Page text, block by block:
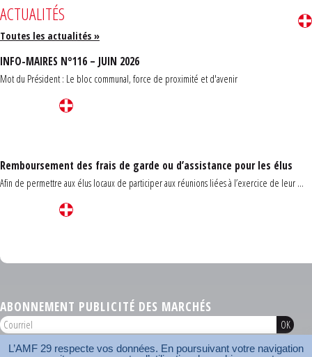
ACTUALITÉS
Toutes les actualités »
INFO-MAIRES N°116 – JUIN 2026
Mot du Président : Le bloc communal, force de proximité et d'avenir
Remboursement des frais de garde ou d’assistance pour les élus
Afin de permettre aux élus locaux de participer aux réunions liées à l’exercice de leur ...
ABONNEMENT PUBLICITÉ DES MARCHÉS
AMF 29 © 2026
L’AMF 29 respecte vos données. En poursuivant votre navigation